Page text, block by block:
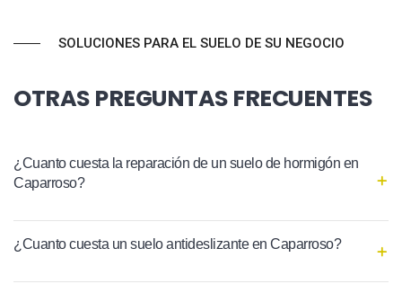
SOLUCIONES PARA EL SUELO DE SU NEGOCIO
OTRAS PREGUNTAS FRECUENTES
¿Cuanto cuesta la reparación de un suelo de hormigón en
Caparroso?
¿Cuanto cuesta un suelo antideslizante en Caparroso?